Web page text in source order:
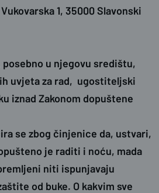
Vukovarska 1, 35000 Slavonski
posebno u njegovu središtu,
uvjeta za rad, ugostiteljski
iznad Zakonom dopuštene
se zbog činjenice da, ustvari,
je raditi i noću, mada
niti ispunjavaju
od buke. O kakvim sve